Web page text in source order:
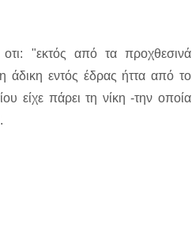
"εκτός από τα προχθεσινά
άδικη εντός έδρας ήττα από το
είχε πάρει τη νίκη -την οποία